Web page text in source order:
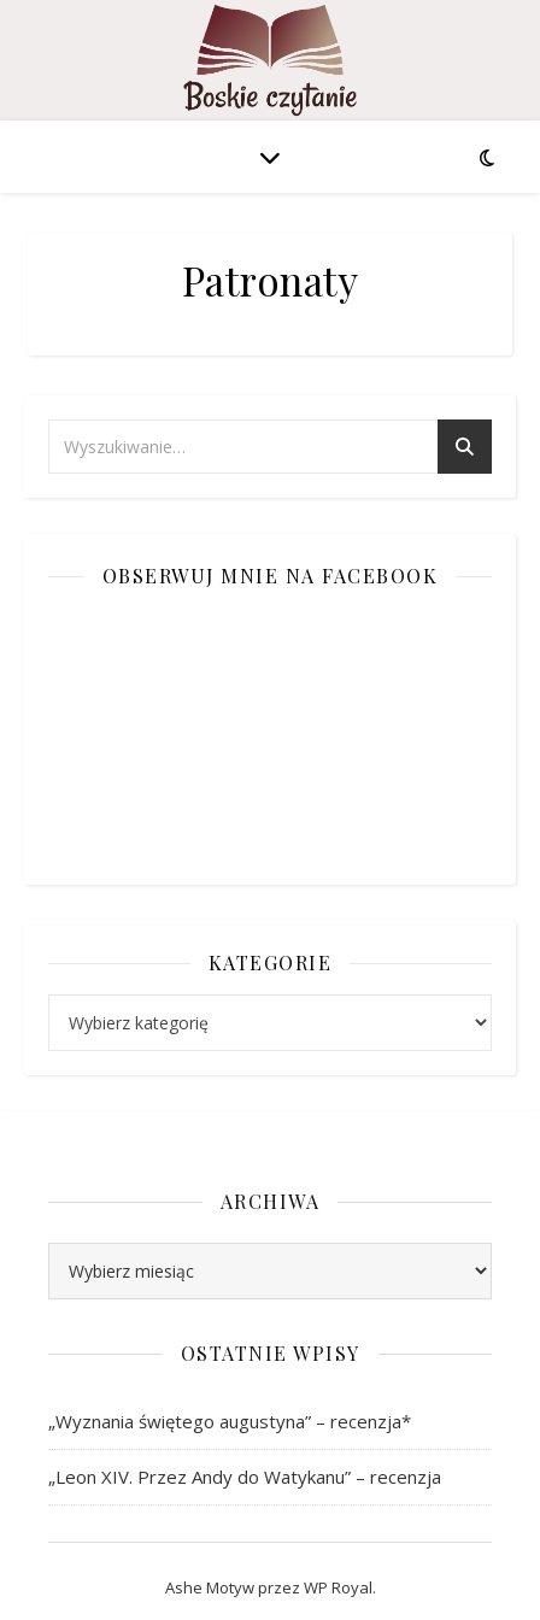
Patronaty
OBSERWUJ MNIE NA FACEBOOK
KATEGORIE
ARCHIWA
OSTATNIE WPISY
„Wyznania świętego augustyna” – recenzja*
„Leon XIV. Przez Andy do Watykanu” – recenzja
Ashe Motyw przez WP Royal.